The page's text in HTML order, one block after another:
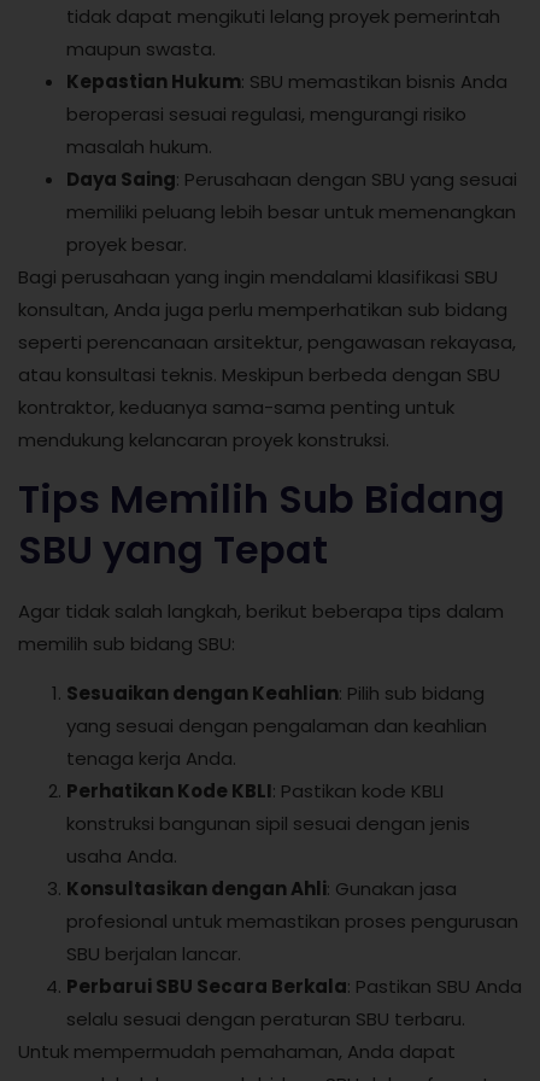
tidak dapat mengikuti lelang proyek pemerintah
maupun swasta.
Kepastian Hukum: SBU memastikan bisnis Anda
beroperasi sesuai regulasi, mengurangi risiko
masalah hukum.
Daya Saing: Perusahaan dengan SBU yang sesuai
memiliki peluang lebih besar untuk memenangkan
proyek besar.
Bagi perusahaan yang ingin mendalami klasifikasi SBU
konsultan, Anda juga perlu memperhatikan sub bidang
seperti perencanaan arsitektur, pengawasan rekayasa,
atau konsultasi teknis. Meskipun berbeda dengan SBU
kontraktor, keduanya sama-sama penting untuk
mendukung kelancaran proyek konstruksi.
Tips Memilih Sub Bidang
SBU yang Tepat
Agar tidak salah langkah, berikut beberapa tips dalam
memilih sub bidang SBU:
Sesuaikan dengan Keahlian: Pilih sub bidang
yang sesuai dengan pengalaman dan keahlian
tenaga kerja Anda.
Perhatikan Kode KBLI: Pastikan kode KBLI
konstruksi bangunan sipil sesuai dengan jenis
usaha Anda.
Konsultasikan dengan Ahli: Gunakan jasa
profesional untuk memastikan proses pengurusan
SBU berjalan lancar.
Perbarui SBU Secara Berkala: Pastikan SBU Anda
selalu sesuai dengan peraturan SBU terbaru.
Untuk mempermudah pemahaman, Anda dapat